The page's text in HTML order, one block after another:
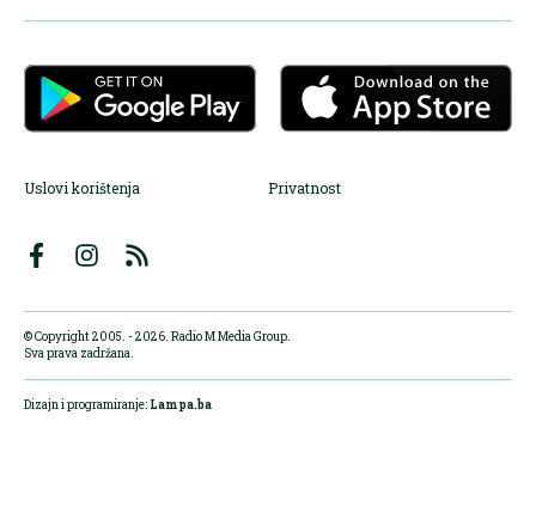
Uslovi korištenja Privatnost
© Copyright 2005. - 2026. Radio M Media Group.
Sva prava zadržana.
Dizajn i programiranje: Lampa.ba